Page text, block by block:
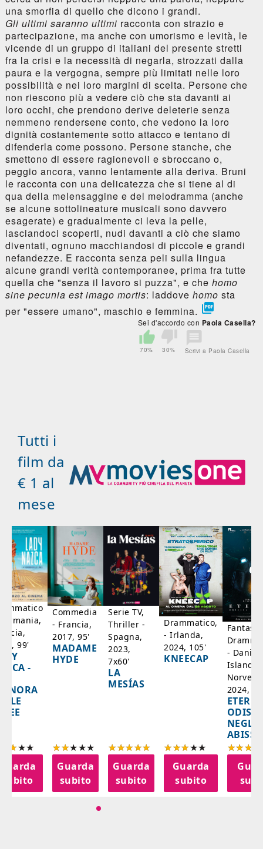
una smorfia di quello che dicono i grandi.
Gli ultimi saranno ultimi racconta con strazio e
partecipazione, ma anche con umorismo e levità, le
vicende di un gruppo di italiani del presente stretti
fra la crisi e la necessità di negarla, strozzati dalla
paura e la vergogna, sempre più limitati nelle loro
possibilità e nei loro margini di scelta. Persone che
non riescono più a vedere ciò che sta davanti ai
loro occhi, che prendono derive deleterie senza
nemmeno rendersene conto, che vedono la loro
dignità costantemente sotto attacco e tentano di
difenderla come possono. Persone stanche, che
smettono di essere ragionevoli e sbroccano o,
peggio ancora, vanno lentamente alla deriva. Bruni
le racconta con una delicatezza che si tiene al di
qua della melensaggine e del melodramma (anche
se alcune sottolineature musicali sono davvero
esagerate) e gradualmente ci leva la pelle,
lasciandoci scoperti, nudi davanti a ciò che siamo
diventati, ognuno macchiandosi di piccole e grandi
nefandezze. E racconta senza peli sulla lingua
alcune grandi verità contemporanee, prima fra tutte
quella che "senza il lavoro si puzza", e che homo
sine pecunia est imago mortis: laddove homo sta
per "essere umano", maschio e femmina. 
Sei d'accordo con Paola Casella?
70% 30% Scrivi a Paola Casella
Tutti i
film da
€ 1 al
mese
99'
-
subito
Commedia
- Francia,
2017, 95'
MADAME
HYDE
Guarda
subito
Serie TV,
Thriller -
Spagna,
2023,
7x60'
LA
MESÍAS
Guarda
subito
Drammatico,
- Irlanda,
2024, 105'
KNEECAP
Guarda
subito
-
Islanda,
2024,
NEGLI
ABISSI